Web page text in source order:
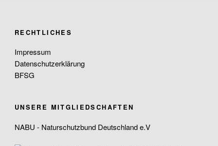
RECHTLICHES
Impressum
Datenschutzerklärung
BFSG
UNSERE MITGLIEDSCHAFTEN
NABU - Naturschutzbund Deutschland e.V